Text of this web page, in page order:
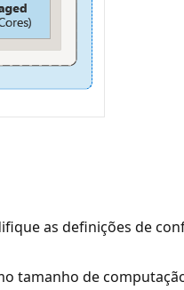
as definições de
tamanho de